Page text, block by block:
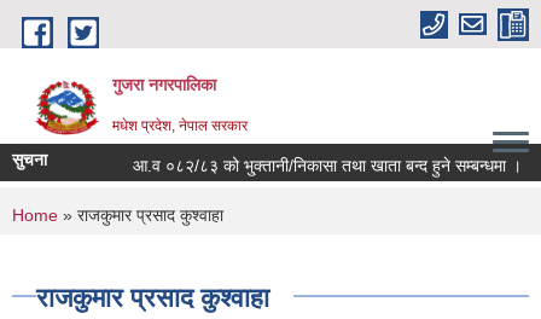
Skip to main content
गुजरा नगरपालिका
मधेश प्रदेश, नेपाल सरकार
सुचना आ.व ०८२/८३ को भु्क्तानी/निकासा तथा खाता बन्द हुने सम्बन्धमा ।
You are here
Home » राजकुमार प्रसाद कुश्वाहा
राजकुमार प्रसाद कुश्वाहा